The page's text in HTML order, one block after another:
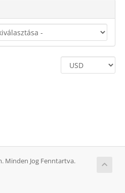
Minden Jog Fenntartva.